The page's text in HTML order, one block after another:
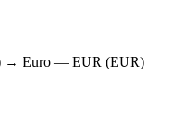
→ Euro — EUR (EUR)